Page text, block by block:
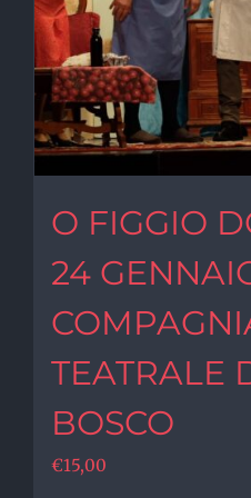
O FIGGIO
24
TEATRALE
BOSCO
€15,00